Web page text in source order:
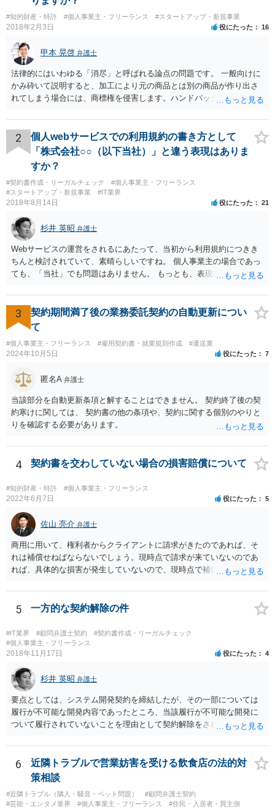
#知的財産・特許 #個人事業主・フリーランス #スタートアップ・新規事業
2018年2月3日 役にたった 16
甲本 晃啓 弁護士
法律的にはいわゆる「消尽」と呼ばれる論点の問題です。 一般向けに
かみ砕いて説明すると、加工により元の商品とは別の商品が作り出さ
れてしまう場合には、商標権を侵害します。ハンドバッグをポーチに
ための加工（一般にいう修理）は、商標権を侵害しません。 商標権者
は、その商品を売ったときに対価を回収しているので、商標権は用い
尽くされている（用尽、消尽といいます。）と解釈されます。他方
で、商標権者の預かり知らないところで、販売した商品から別の商品
（コピー品やリメイク品）が作りだされてしまうと、その商品が仮に
酷い品質であれば、商標権者のブランドイメージが傷ついてしまいま
すし、その証商標権者にクレームが来てしまいますので、商標権を侵
害します。その商品が流通すれば商標権（ロゴマーク等）に対する一
般消費者の信頼も害することになります。また、本来商標権者に入る
べき利益が入らないことになります。 修理だけではそのような問題は
生じません。
2
個人webサービスでの利用規約の書き方として
「株式会社○○（以下当社）」と違う表現はありま
すか？
#契約書作成・リーガルチェック
#個人事業主・フリーランス
#スタートアップ・新規事業
#IT業界
2018年8月14日 役にたった 21
杉井 英昭 弁護士
Webサービスの運営をされるにあたって、当初から利用規約につきき
ちんと検討されていて、素晴らしいですね。 個人事業主の場合であっ
ても、「当社」でも問題はありません。 もっとも、表現に違和感があ
さんが「ABCウェブサービス」の屋号で事業を運営する際には、「当
社」の代わりに「ABCウェブサービス」とか「ABCWS」を使う等で
す。
3
契約期間満了後の業務委託契約の自動更新につい
て
#個人事業主・フリーランス #雇用契約書・就業規則作成 #運送業
2024年10月5日 役にたった 7
匿名A 弁護士
当該部分を自動更新条項と解することはできません。 契約終了後の契
約寒けに関しては、 契約書の他の条項や、契約に関する個別のやりと
りを確認する必要があります。
4 契約書を交わしていない場合の損害賠償について
#知的財産・特許 #個人事業主・フリーランス
2022年6月7日 役にたった 5
佐山 亮介 弁護士
商用に用いて、権利者からクライアントに請求がきたのであれば、そ
れは補償せねばならないでしょう。現時点で請求が来ていないのであ
れば、具体的な損害が発生していないので、現時点で補償の必要はあ
補償し、その補償分を損害として外注先に賠償請求することになるで
しょう。
5 一方的な契約解除の件
#IT業界 #顧問弁護士契約
#契約書作成・リーガルチェック
#個人事業主・フリーランス
2018年11月17日 役にたった 4
杉井 英昭 弁護士
要点としては、システム開発契約を締結したが、その一部については
履行が不可能な開発内容であったところ、当該履行が不可能な開発に
ついて履行されていないことを理由として契約解除をされた。そこ
いうご質問であると理解しました。 まず、「物理的にできない開発で
一方的に契約不履行のように伝えられ」とのことですが、「物理的に
できない」と真に言えるのかどうか、なぜ「物理的にできない開発」
を請け負うことになったのかが問題です。 もし、「物理的にできな
い」という意味が、単に「契約に記載された納期では間に合わない」
6
近隣トラブルで営業妨害を受ける飲食店の法的対
策相談
#近隣トラブル（隣人・騒音・ペット問題）
#顧問弁護士契約
#芸能・エンタメ業界
#個人事業主・フリーランス #住民・入居者・買主側